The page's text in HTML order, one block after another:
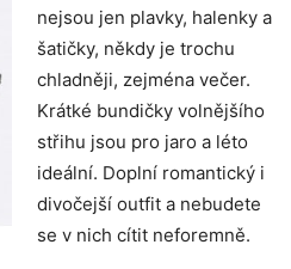
nejsou jen plavky, halenky a
šatičky, někdy je trochu
chladněji, zejména večer.
Krátké bundičky volnějšího
střihu jsou pro jaro a léto
ideální. Doplní romantický i
divočejší outfit a nebudete
se v nich cítit neforemně.